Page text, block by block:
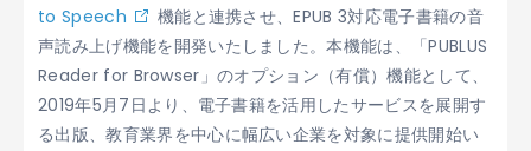
to Speech
機能と連携させ、EPUB 3対応電子書籍の音
声読み上げ機能を開発いたしました。本機能は、「PUBLUS
Reader for Browser」のオプション（有償）機能として、
2019年5月7日より、電子書籍を活用したサービスを展開す
る出版、教育業界を中心に幅広い企業を対象に提供開始い